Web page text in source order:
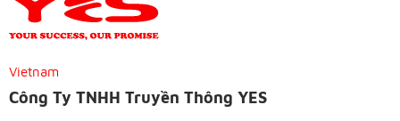
Vietnam
Công Ty TNHH Truyền Thông YES